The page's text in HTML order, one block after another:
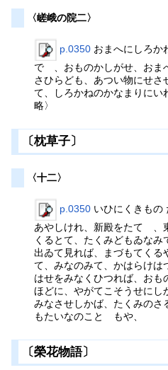
〈嵯峨の院二〉
p.0350 おまへにしろか
でゝ、おものかしがせ、おま
さひらども、あつい物にせさ
て、しろかねのかなまりにい
略〉
〔枕草子〕
〈十二〉
p.0350 いひにくきもの
あやしけれ、新殿をたてゝ、
くるとて、たくみどもゐなみ
出ゐて見れば、まづもてくる
て、みなのみて、かはらけは
はせをみなくひつれば、おも
ほどに、やがてこそうせにし
みなさせしかば、たくみのさ
もたいなのことゞもや、
〔榮花物語〕